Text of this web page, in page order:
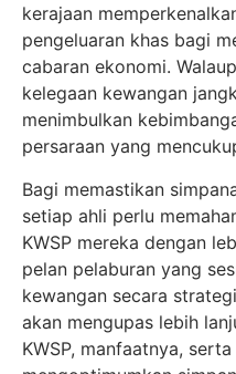
kerajaan
pengeluaran khas bagi
cabaran ekonomi.
kelegaan kewangan
menimbulkan
persaraan yang
Bagi memastikan
setiap ahli perlu
KWSP mereka dengan
pelan pelaburan yang
kewangan secara
akan mengupas lebih
KWSP, manfaatnya,